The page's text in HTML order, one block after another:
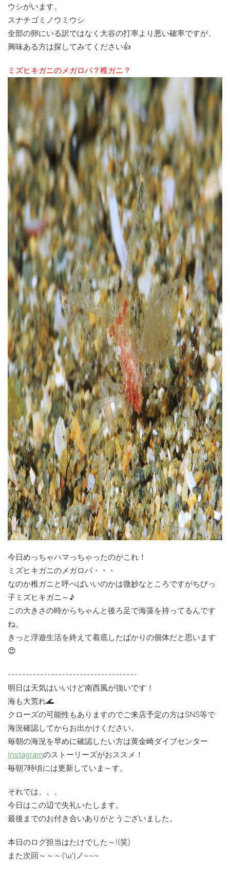
ウシがいます。
スナチゴミノウミウシ
全部の卵にいる訳ではなく大谷の打率より悪い確率ですが、
興味ある方は探してみてください👍
ミズヒキガニのメガロパ？稚ガニ？
今日めっちゃハマっちゃったのがこれ！
ミズヒキガニのメガロパ・・・
なのか稚ガニと呼べばいいのかは微妙なところですがちびっ
子ミズヒキガニ～♪
この大きさの時からちゃんと後ろ足で海藻を持ってるんです
ね。
きっと浮遊生活を終えて着底したばかりの個体だと思います
😍
------------------------------------
明日は天気はいいけど南西風が強いです！
海も大荒れ🌊
クローズの可能性もありますのでご来店予定の方はSNS等で
海況確認してからお出かけください。
毎朝の海況を早めに確認したい方は黄金崎ダイブセンター
Instagramのストーリーズがおススメ！
毎朝7時頃には更新していま～す。
それでは、、、
今日はこの辺で失礼いたします。
最後までのお付き合いありがとうございました。
本日のログ担当はたけでした～!(笑)
また次回～～～('ω')ノ~~~